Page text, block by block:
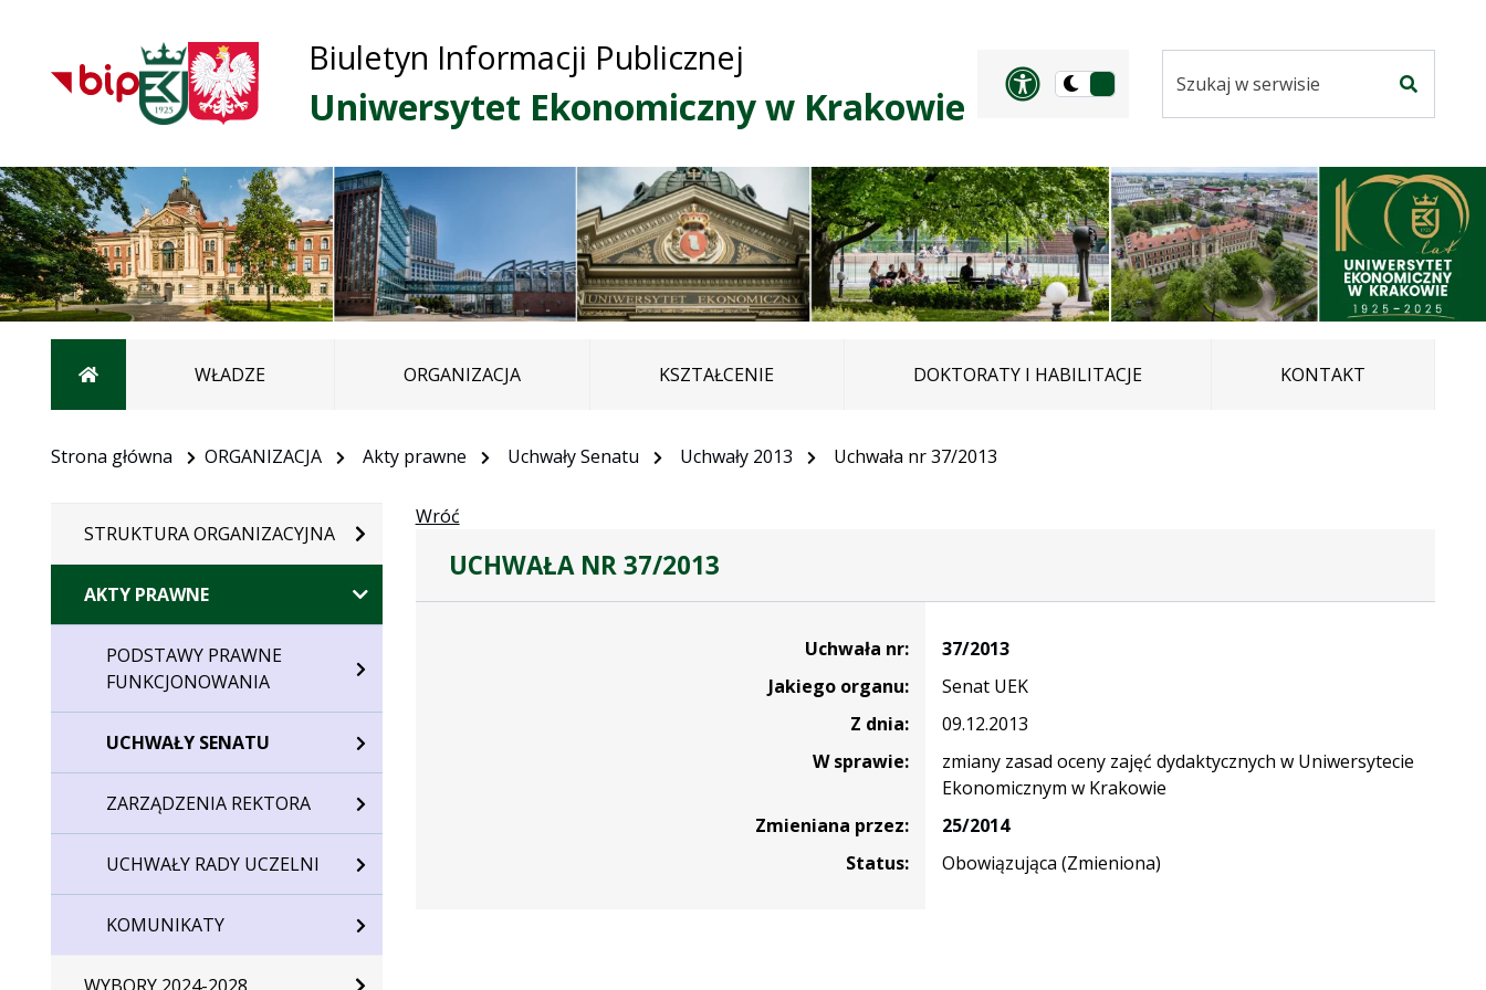
głównego menu
Przejdź do treści
Przejdź do mapy
serwisu
Biuletyn Informacji Publicznej
Uniwersytet Ekonomiczny w Krakowie
Panel dostosowania
Przełącz
ciemną
serwisie
Strona głównaWŁADZE ORGANIZACJA KSZTAŁCENIE DOKTORATY I HABILITACJE KONTAKT
Strona główna ORGANIZACJA Akty prawne Uchwały Senatu Uchwały 2013 Uchwała nr 37/2013
STRUKTURA ORGANIZACYJNA
AKTY PRAWNE
PODSTAWY PRAWNE
FUNKCJONOWANIA
UCHWAŁY SENATU
ZARZĄDZENIA REKTORA
UCHWAŁY RADY UCZELNI
KOMUNIKATY
Wróć
UCHWAŁA NR 37/2013
Uchwała nr:
37/2013
Jakiego organu:
Senat UEK
Z dnia:
09.12.2013
W sprawie:
zmiany zasad oceny zajęć dydaktycznych w Uniwersytecie
Ekonomicznym w Krakowie
Zmieniana przez:
25/2014
Status:
Obowiązująca (Zmieniona)